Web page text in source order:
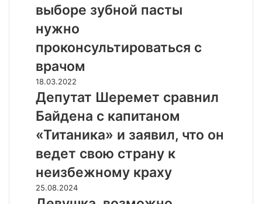
м
а
о
л
о
г
М
и
н
к
:
п
р
и
выборе зубной пасты
нужно
проконсультироваться с
врачом
Д
е
п
у
т
т
Ш
е
р
18.03.2022
Депутат Шеремет сравнил
Байдена с капитаном
«Титаника» и заявил, что он
ведет свою страну к
неизбежному краху
Д
е
25.08.2024